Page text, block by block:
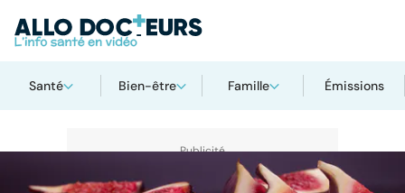
Santé Bien-être Famille Émissions